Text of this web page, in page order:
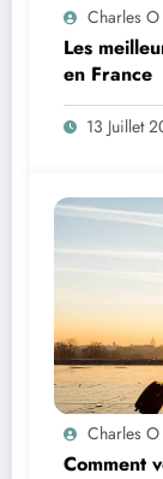
Charles O
Les
en France
13 Juillet
Charles O
Comment